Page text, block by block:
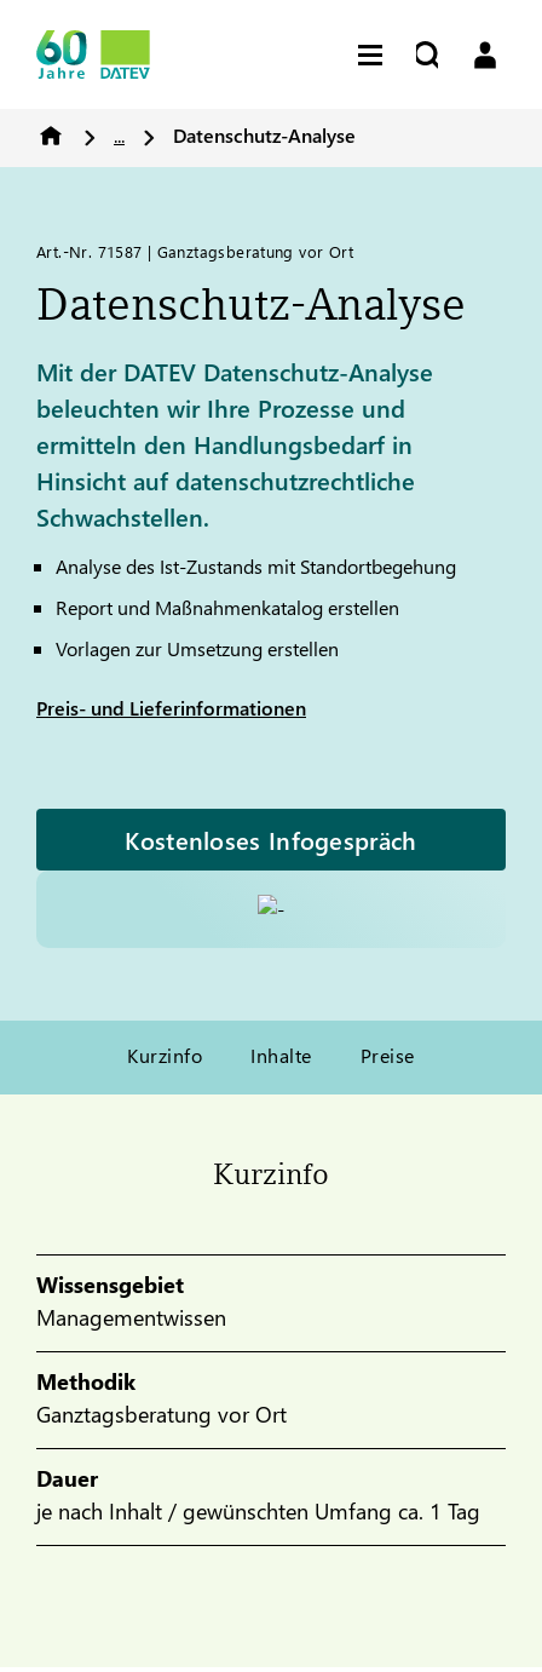
... Datenschutz-Analyse
Art.-Nr. 71587 | Ganztagsberatung vor Ort
Datenschutz-Analyse
Mit der DATEV Datenschutz-Analyse
beleuchten wir Ihre Prozesse und
ermitteln den Handlungsbedarf in
Hinsicht auf datenschutzrechtliche
Schwachstellen.
Analyse des Ist-Zustands mit Standortbegehung
Report und Maßnahmenkatalog erstellen
Vorlagen zur Umsetzung erstellen
Preis- und Lieferinformationen
Kostenloses Infogespräch
Kurzinfo Inhalte Preise
Kurzinfo
Wissensgebiet
Managementwissen
Methodik
Ganztagsberatung vor Ort
Dauer
je nach Inhalt / gewünschten Umfang ca. 1 Tag